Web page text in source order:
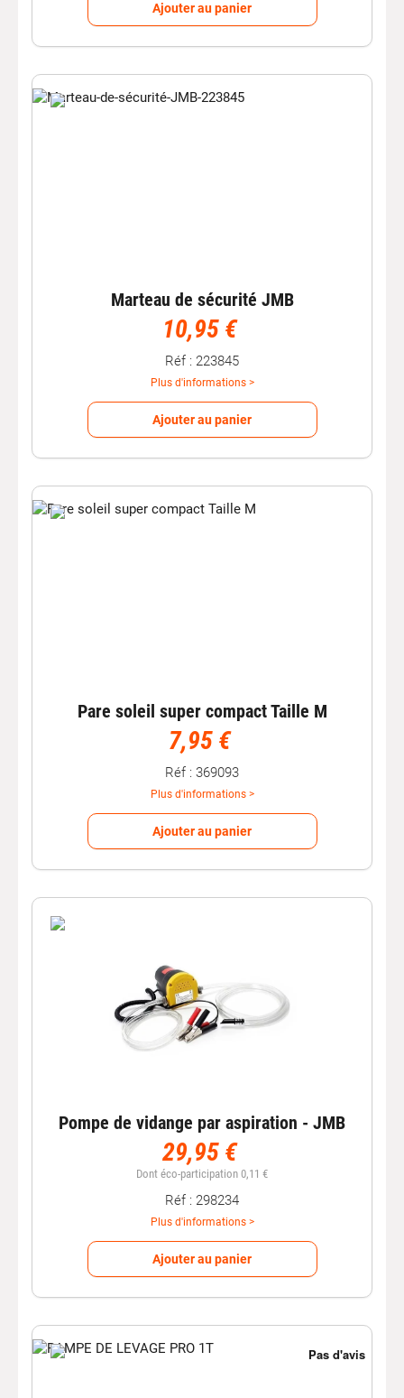
Ajouter au panier
Marteau de sécurité JMB
10,95 €
Réf : 223845
Plus d'informations >
Ajouter au panier
Pare soleil super compact Taille M
7,95 €
Réf : 369093
Plus d'informations >
Ajouter au panier
Pompe de vidange par aspiration - JMB
29,95 €
Dont éco-participation 0,11 €
Réf : 298234
Plus d'informations >
Ajouter au panier